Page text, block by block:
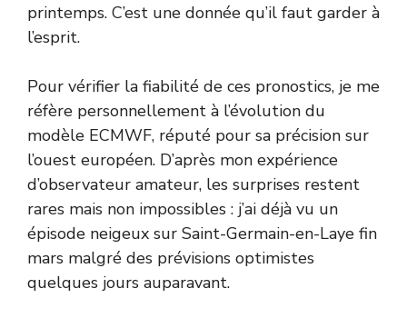
printemps. C’est une donnée qu’il faut garder à
l’esprit.
Pour vérifier la fiabilité de ces pronostics, je me
réfère personnellement à l’évolution du
modèle ECMWF, réputé pour sa précision sur
l’ouest européen. D’après mon expérience
d’observateur amateur, les surprises restent
rares mais non impossibles : j’ai déjà vu un
épisode neigeux sur Saint-Germain-en-Laye fin
mars malgré des prévisions optimistes
quelques jours auparavant.